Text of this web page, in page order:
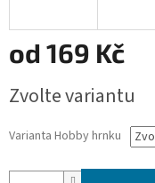
od 169 Kč
cena:
Zvolte variantu
Varianta Hobby hrnku